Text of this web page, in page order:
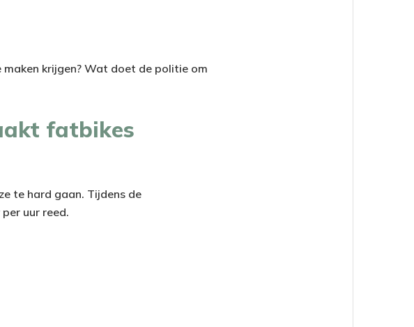
krijgen? Wat doet de politie om
fatbikes
te hard gaan. Tijdens de
uur reed.